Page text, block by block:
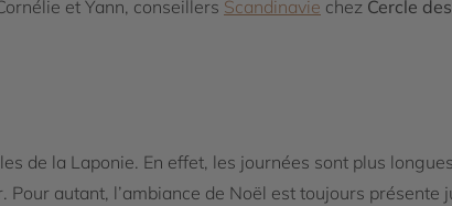
et Yann, conseillers Scandinavie chez Cercle
de la Laponie. En effet, les journées sont plus
autant, l’ambiance de Noël est toujours présente